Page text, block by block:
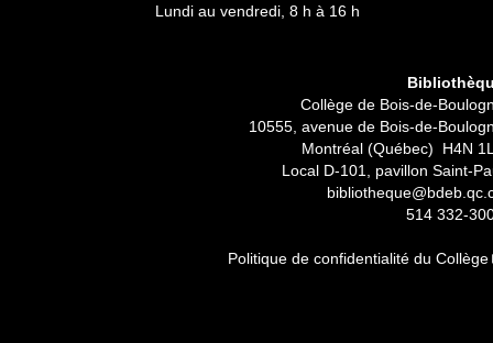
Lundi au vendredi, 8 h à 16 h
Collège de Bois-de-
10555, avenue de Bois-de-
Montréal (Québec) H4N
Local D-101, pavillon Saint-
514 332-
Politique de confidentialité du Collège